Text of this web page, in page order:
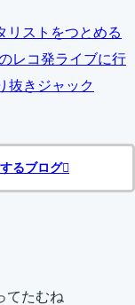
リストをつとめる
レコ発ライブに行
抜きジャック
るブログ
てたむね